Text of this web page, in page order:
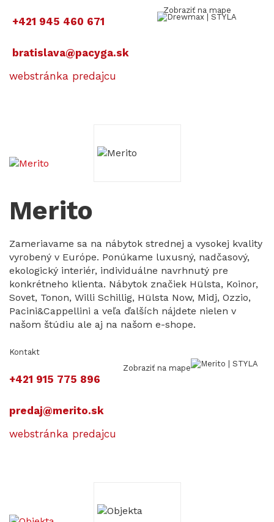
+421 945 460 671
bratislava@pacyga.sk
webstránka predajcu
Zobraziť na mape
Merito
Zameriavame sa na nábytok strednej a vysokej kvality
vyrobený v Európe. Ponúkame luxusný, nadčasový,
ekologický interiér, individuálne navrhnutý pre
konkrétneho klienta. Nábytok značiek Hülsta, Koinor,
Sovet, Tonon, Willi Schillig, Hülsta Now, Midj, Ozzio,
Pacini&Cappellini a veľa ďalších nájdete nielen v
našom štúdiu ale aj na našom e-shope.
Kontakt
+421 915 775 896
predaj@merito.sk
webstránka predajcu
Zobraziť na mape